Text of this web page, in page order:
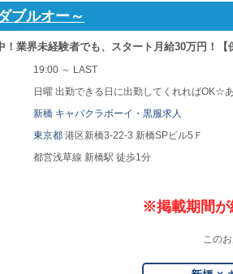
ブルオー～
業界未経験者でも、スタート月給30万円！【
19:00 ～ LAST
日曜 出勤できる日に出勤してくれればOK☆
新橋 キャバクラボーイ・黒服求人
東京都港区新橋3-22-3 新橋SPビル5Ｆ
都営浅草線 新橋駅 徒歩1分
※掲載期間が
この